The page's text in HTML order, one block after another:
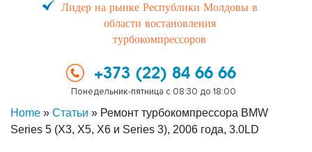
Лидер на рынке Республики Молдовы в
области востановления
турбокомпрессоров
+373 (22) 84 66 66
Понедельник-пятница с 08:30 до 18:00
Home » Статьи » Ремонт турбокомпрессора BMW
Series 5 (X3, X5, X6 и Series 3), 2006 года, 3.0LD